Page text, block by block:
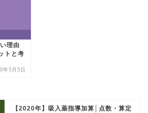
理由
トと考
年3月5日
【2020年】吸入薬指導加算│点数・算定